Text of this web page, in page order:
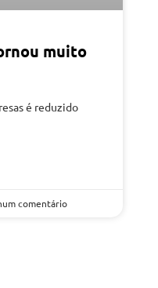
muito
é reduzido
comentário